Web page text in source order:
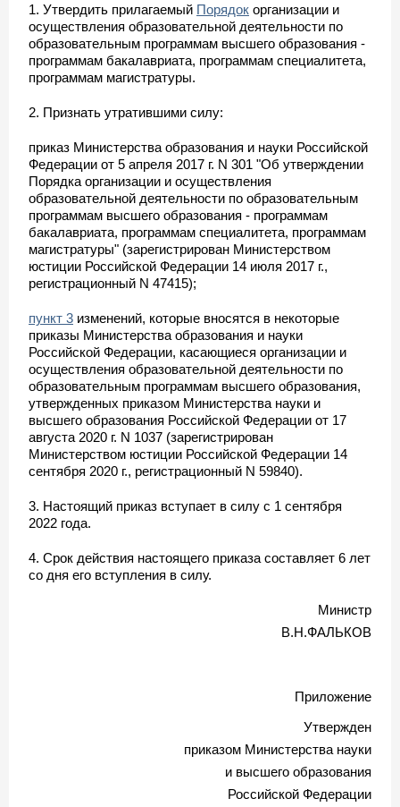
1. Утвердить прилагаемый Порядок организации и
осуществления образовательной деятельности по
образовательным программам высшего образования -
программам бакалавриата, программам специалитета,
программам магистратуры.
2. Признать утратившими силу:
приказ Министерства образования и науки Российской
Федерации от 5 апреля 2017 г. N 301 "Об утверждении
Порядка организации и осуществления
образовательной деятельности по образовательным
программам высшего образования - программам
бакалавриата, программам специалитета, программам
магистратуры" (зарегистрирован Министерством
юстиции Российской Федерации 14 июля 2017 г.,
регистрационный N 47415);
пункт 3 изменений, которые вносятся в некоторые
приказы Министерства образования и науки
Российской Федерации, касающиеся организации и
осуществления образовательной деятельности по
образовательным программам высшего образования,
утвержденных приказом Министерства науки и
высшего образования Российской Федерации от 17
августа 2020 г. N 1037 (зарегистрирован
Министерством юстиции Российской Федерации 14
сентября 2020 г., регистрационный N 59840).
3. Настоящий приказ вступает в силу с 1 сентября
2022 года.
4. Срок действия настоящего приказа составляет 6 лет
со дня его вступления в силу.
Министр
В.Н.ФАЛЬКОВ
Приложение
Утвержден
приказом Министерства науки
и высшего образования
Российской Федерации